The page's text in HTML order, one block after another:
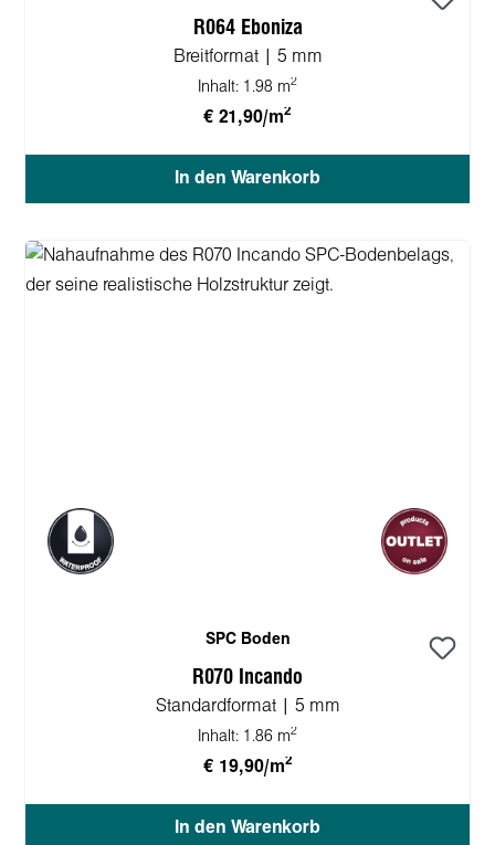
R064 Eboniza
Breitformat | 5 mm
Inhalt: 1.98 m2
€ 21,90/m2
In den Warenkorb
SPC Boden
R070 Incando
Standardformat | 5 mm
Inhalt: 1.86 m2
€ 19,90/m2
In den Warenkorb